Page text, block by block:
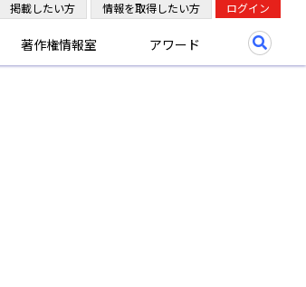
著作権情報室 アワード
掲載したい方 情報を取得したい方 ログイン